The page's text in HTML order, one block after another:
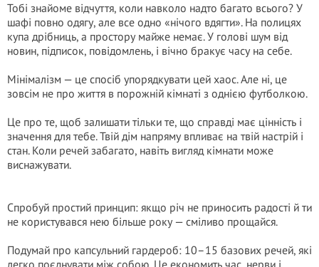
Тобі знайоме відчуття, коли навколо надто багато всього? У
шафі повно одягу, але все одно «нічого вдягти». На полицях
купа дрібниць, а простору майже немає. У голові шум від
новин, підписок, повідомлень, і вічно бракує часу на себе.
Мінімалізм — це спосіб упорядкувати цей хаос. Але ні, це
зовсім не про життя в порожній кімнаті з однією футболкою.
Це про те, щоб залишати тільки те, що справді має цінність і
значення для тебе. Твій дім напряму впливає на твій настрій і
стан. Коли речей забагато, навіть вигляд кімнати може
виснажувати.
Спробуй простий принцип: якщо річ не приносить радості й ти
не користувався нею більше року — сміливо прощайся.
Подумай про капсульний гардероб: 10–15 базових речей, які
легко поєднувати між собою. Це економить час, нерви і